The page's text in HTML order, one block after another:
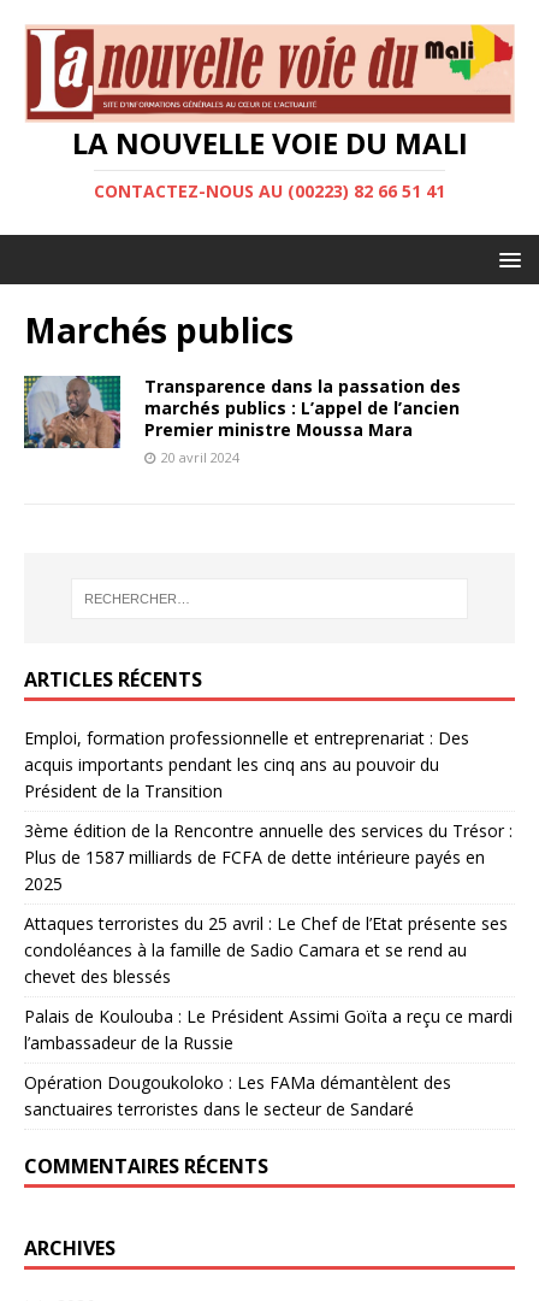
LA NOUVELLE VOIE DU MALI
CONTACTEZ-NOUS AU (00223) 82 66 51 41
Marchés publics
Transparence dans la passation des
marchés publics : L’appel de l’ancien
Premier ministre Moussa Mara
20 avril 2024
ARTICLES RÉCENTS
Emploi, formation professionnelle et entreprenariat : Des
acquis importants pendant les cinq ans au pouvoir du
Président de la Transition
3ème édition de la Rencontre annuelle des services du Trésor :
Plus de 1587 milliards de FCFA de dette intérieure payés en
2025
Attaques terroristes du 25 avril : Le Chef de l’Etat présente ses
condoléances à la famille de Sadio Camara et se rend au
chevet des blessés
Palais de Koulouba : Le Président Assimi Goïta a reçu ce mardi
l’ambassadeur de la Russie
Opération Dougoukoloko : Les FAMa démantèlent des
sanctuaires terroristes dans le secteur de Sandaré
COMMENTAIRES RÉCENTS
ARCHIVES